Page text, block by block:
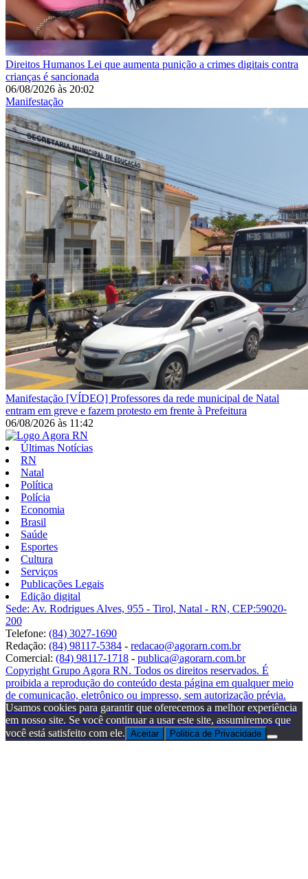
Direitos Humanos Lei que aumenta punição a crimes digitais contra
crianças é sancionada
06/08/2026 às 20:02
Manifestação
Manifestação [VÍDEO] Professores da rede municipal de Natal
entram em greve e fazem protesto em frente à Prefeitura
06/08/2026 às 11:42
Últimas Notícias
RN
Natal
Política
Polícia
Economia
Brasil
Saúde
Esportes
Cultura
Serviços
Publicações Legais
Edição digital
Sede: Av. Rodrigues Alves, 955 - Tirol, Natal - RN, CEP:59020-
200
Telefone: (84) 3027-1690
Redação: (84) 98117-5384 - redacao@agorarn.com.br
Comercial: (84) 98117-1718 - publica@agorarn.com.br
Copyright Grupo Agora RN. Todos os direitos reservados. É
proibida a reprodução do conteúdo desta página em qualquer meio
de comunicação, eletrônico ou impresso, sem autorização prévia.
Usamos cookies para garantir que oferecemos a melhor experiência
em nosso site. Se você continuar a usar este site, assumiremos que
você está satisfeito com ele. Aceitar Politica de Privacidade